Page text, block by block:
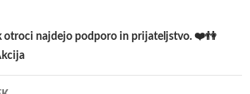
otroci najdejo podporo in prijateljstvo. ❤️👫